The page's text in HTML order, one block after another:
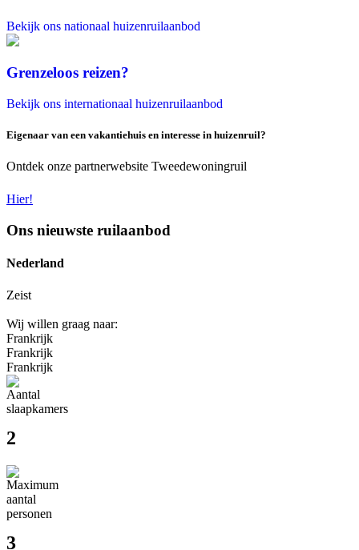
Bekijk ons nationaal huizenruilaanbod
Grenzeloos reizen?
Bekijk ons internationaal huizenruilaanbod
Eigenaar van een vakantiehuis en interesse in huizenruil?
Ontdek onze partnerwebsite Tweedewoningruil
Hier!
Ons nieuwste ruilaanbod
Nederland
Zeist
Wij willen graag naar:
Frankrijk
Frankrijk
Frankrijk
2
3